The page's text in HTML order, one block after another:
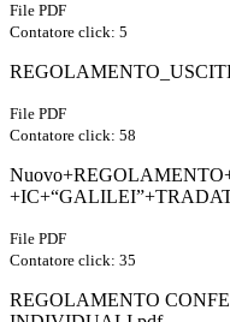
File PDF
Contatore click: 5
File PDF
Contatore click: 58
File PDF
Contatore click: 35
REGOLAMENTO